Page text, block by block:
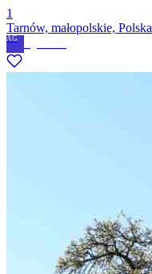
1
Tarnów, małopolskie, Polska
AG